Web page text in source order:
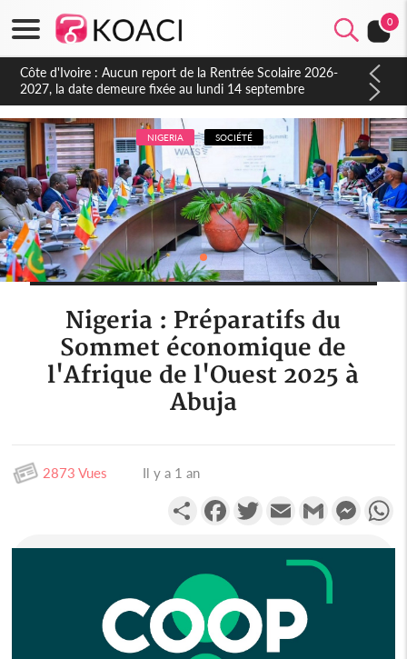
0
Côte d'Ivoire : Indépendance à Blahou, le sous-préfet : « La
fête nous invite à mesurer le chemin parcouru et à renouveler
notre engagement collectif en faveur du développement »
NIGERIA SOCIÉTÉ
Nigeria : Préparatifs du
Sommet économique de
l'Afrique de l'Ouest 2025 à
Abuja
2873 Vues Il y a 1 an
PartagerFacebookTwitterEmail Gmail